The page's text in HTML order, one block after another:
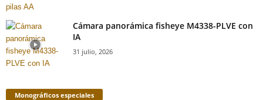
Cámara panorámica fisheye M4338-PLVE con
IA
31 julio, 2026
Monográficos especiales